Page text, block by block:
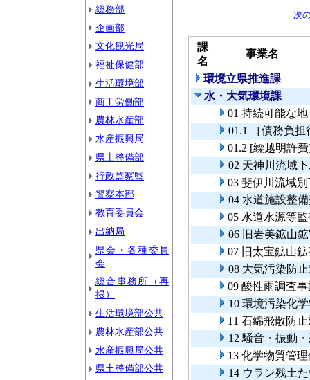
総務部
企画部
文化観光局
福祉保健部
生活環境部
商工労働部
農林水産部
水産振興局
県土整備部
行政監察監
警察本部
教育委員会
出納局
県会・各種委員
会
総合事務所（再
掲）
生活環境部公共
農林水産部公共
水産振興局公共
県土整備部公共
次
課
名
事業名
環境立県推進課
水・大気環境課
01 持続可能な
01.1 ［債務負
01.2 [繰越明許
02 天神川流域
03 斐伊川流域
04 水道施設整
05 水道水源等
06 旧岩美鉱山
07 旧太宝鉱山
08 大気汚染防
09 酸性雨調査
10 環境汚染化
11 石綿飛散防
12 騒音・振動
13 化学物質管
14 ウラン残土